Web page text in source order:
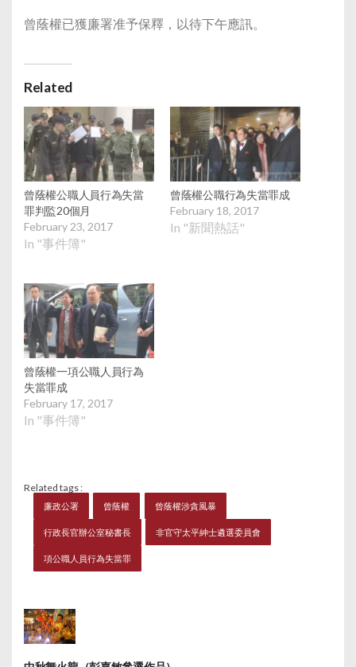
曾蔭權已獲廉署准予保釋，以待下午應訊。
Related
曾蔭權公職人員行為失當
罪判監20個月
February 23, 2017
In "事件簿"
曾蔭權公職行為失當罪成
February 18, 2017
In "新聞熱話"
曾蔭權一項公職人員行為
失當罪成
February 17, 2017
In "事件簿"
Related tags :
廉政公署 曾蔭權 曾蔭權涉貪風暴
行政長官辦公室秘書長 非官守太平紳士遴選委員會
項公職人員行為失當罪